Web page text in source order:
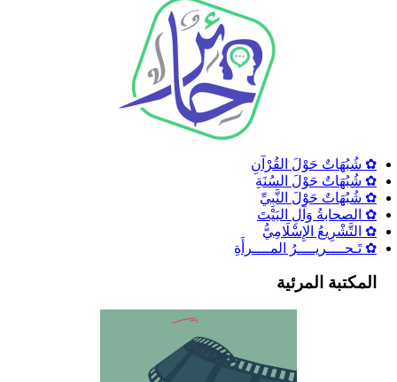
✿ شُبُهَاتٌ حَوْلَ القُرْآنِ
✿ شُبُهَاتٌ حَوْلَ السُنَةِ
✿ شُبُهَاتٌ حَوْلَ النَّبِيِّ
✿ الصحابةُ وَآلِ البَيْتَ
✿ التَّشْرِيعُ الإِسْلَامِيُّ
✿ تَـحــــريــــرُ المــــرأَةِ
المكتبة المرئية